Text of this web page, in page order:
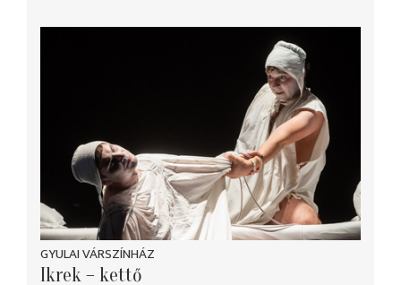
GYULAI VÁRSZÍNHÁZ
Ikrek – kettő